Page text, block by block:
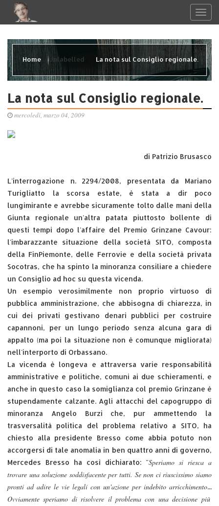
Home Unlabelled La nota sul Consiglio regionale.
La nota sul Consiglio regionale.
mercoledì, marzo 04, 2009
di Patrizio Brusasco
L'interrogazione n. 2294/2008, presentata da Mariano
Turigliatto la scorsa estate, è stata a dir poco
lungimirante e avrebbe sicuramente tolto dalle mani della
Giunta regionale un'altra patata piuttosto bollente di
questi tempi dopo l'affaire del Premio Grinzane Cavour:
l'imbarazzante situazione della società SITO, composta
della FinPiemonte, delle Ferrovie e della società privata
Socotras, che ha spinto la minoranza consiliare a chiedere
un Consiglio ad hoc su questa vicenda.
Un esempio verosimilmente non proprio virtuoso di
pubblica amministrazione, che abbisogna di chiarezza, in
cui dei privati gestivano denari pubblici per costruire
capannoni, per un lungo periodo senza alcuna gara di
appalto (ma poi la situazione non è comunque migliorata)
nell'interporto di Orbassano.
La vicenda è longeva e attraversa varie responsabilità
amministrative e politiche, comuni ai due schieramenti, e
anche in questo caso la somiglianza col premio Grinzane è
stupendamente calzante. Agli attacchi del capogruppo di
minoranza Angelo Burzi che, pur ammettendo la
trasversalità politica del problema relativo a SITO, ha
chiesto alla presidente Bresso come abbia potuto non
accorgersi di tale anomalia in ben quattro anni di governo,
Mercedes Bresso ha così dichiarato: "Speriamo si riesca a
trovare una soluzione soddisfacente per tutti. Se non ci riuscissimo siamo
pronti ad adire le vie legali con un'azione per indebito arricchimento...
Ovviamente speriamo di risolvere il problema con una decisione più